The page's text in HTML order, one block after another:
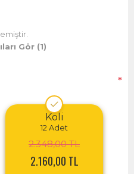
Gör (1)
*
Koli
12 Adet
2.348,00 TL
2.160,00 TL